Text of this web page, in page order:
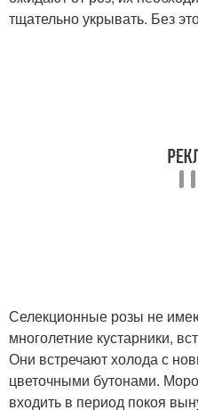
тщательно укрывать. Без
Селекционные розы не
многолетние кустарники,
Они встречают холода с
цветочными бутонами.
входить в период покоя